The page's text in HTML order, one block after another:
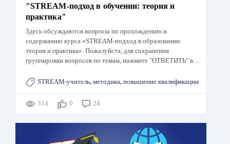
"STREAM-подход в обучении: теория и
практика"
Здесь обсуждаются вопросы по прохождению и
содержанию курса «STREAM-подход в образовании:
теория и практика». Пожалуйста, для сохранения
группировки вопросов по темам, нажмите "ОТВЕТИТЬ" в…
STREAM-учитель, методика, повышение квалификации
314 0 24